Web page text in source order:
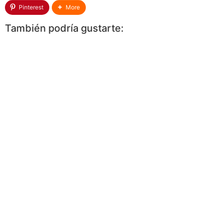
Pinterest More
También podría gustarte: